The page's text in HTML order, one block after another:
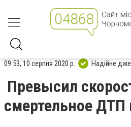
09:53, 10 серпня 2020 р. Надійне
Превысил
смертельное ДТП